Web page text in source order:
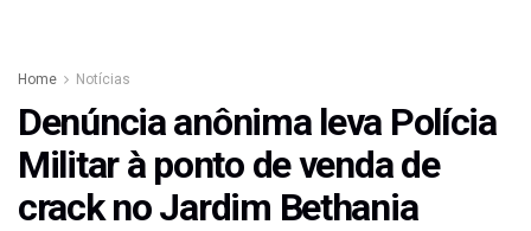
Home Notícias
Denúncia anônima leva Polícia
Militar à ponto de venda de
crack no Jardim Bethania